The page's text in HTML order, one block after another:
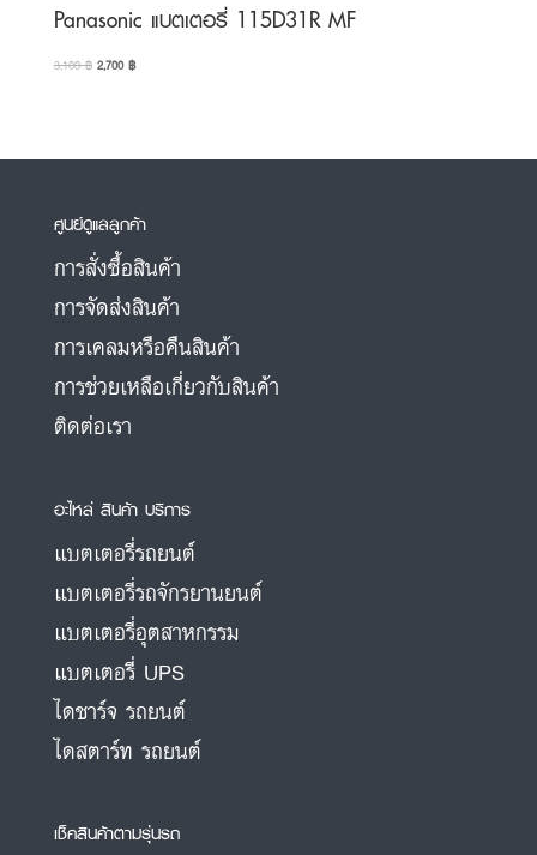
Panasonic แบตเตอรี่ 115D31R MF
3,100฿ Original
2,700฿Current
ศูนย์ดูแลลูกค้า
การสั่งซื้อสินค้า
การจัดส่งสินค้า
การเคลมหรือคืนสินค้า
การช่วยเหลือเกี่ยวกับสินค้า
ติดต่อเรา
อะไหล่ สินค้า บริการ
แบตเตอรี่รถยนต์
แบตเตอรี่รถจักรยานยนต์
แบตเตอรี่อุตสาหกรรม
แบตเตอรี่ UPS
ไดชาร์จ รถยนต์
ไดสตาร์ท รถยนต์
เช็คสินค้าตามรุ่นรถ